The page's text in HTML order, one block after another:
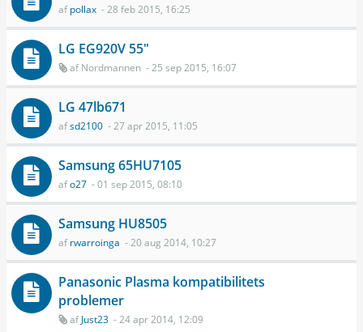
afpollax - 28 feb 2015, 16:25
LG EG920V 55"
afNordmannen - 25 sep 2015, 16:07
LG 47lb671
afsd2100 - 27 apr 2015, 11:05
Samsung 65HU7105
afo27 - 01 sep 2015, 08:10
Samsung HU8505
afrwarroinga - 20 aug 2014, 10:27
Panasonic Plasma kompatibilitets
problemer
afJust23 - 24 apr 2014, 12:09